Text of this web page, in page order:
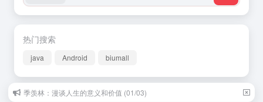
热门搜索
java Android biumall
季羡林：漫谈人生的意义和价值 (01/03)